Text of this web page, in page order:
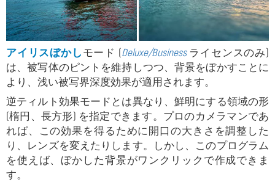
アイリスぼかしモード (Deluxe/Businessライセンスのみ)
は、被写体のピントを維持しつつ、背景をぼかすことに
より、浅い被写界深度効果が適用されます。
逆ティルト効果モードとは異なり、鮮明にする領域の形
(楕円、長方形) を指定できます。プロのカメラマンであ
れば、この効果を得るために開口の大きさを調整した
り、レンズを変えたりします。しかし、このプログラム
を使えば、ぼかした背景がワンクリックで作成できま
す。